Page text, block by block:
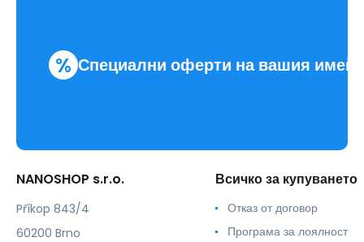
% Специални оферти на вашия
NANOSHOP s.r.o.
Příkop 843/4
60200 Brno
Всичко за купуването
Отказ от договор
Програма за лоялност